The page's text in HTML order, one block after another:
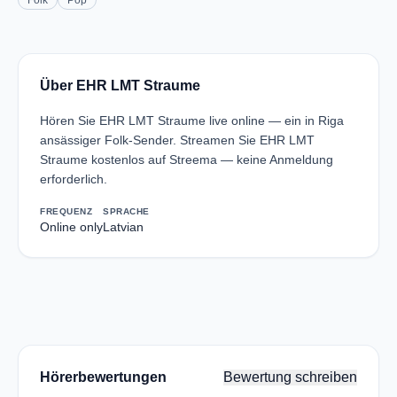
Über EHR LMT Straume
Hören Sie EHR LMT Straume live online — ein in Riga
ansässiger Folk-Sender. Streamen Sie EHR LMT
Straume kostenlos auf Streema — keine Anmeldung
erforderlich.
FREQUENZ
Online only
SPRACHE
Latvian
Hörerbewertungen Bewertung schreiben